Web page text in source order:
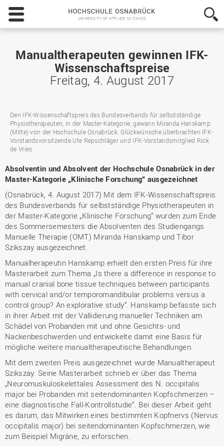
Hochschule
Osnabrück
-
Applied
Manualtherapeuten gewinnen IFK-
Wissenschaftspreise
Freitag, 4. August 2017
Den IFK-Wissenschaftspreis des Bundesverbands für selbstständige
Physiotherapeuten, in der Master-Kategorie, gewann Miranda Hanskamp
(Mitte) von der Hochschule Osnabrück. Glückwünsche überbrachten IFK-
Vorstandsvorsitzende Ute Repschläger und IFK-Vorstandsmitglied Rick
de Vries.
Absolventin und Absolvent der Hochschule Osnabrück in der
Master-Kategorie „Klinische Forschung“ ausgezeichnet
(Osnabrück, 4. August 2017) Mit dem IFK-Wissenschaftspreis
des Bundesverbands für selbstständige Physiotherapeuten in
der Master-Kategorie „Klinische Forschung“ wurden zum Ende
des Sommersemesters die Absolventen des Studiengangs
Manuelle Therapie (OMT) Miranda Hanskamp und Tibor
Szikszay ausgezeichnet.
Manualherapeutin Hanskamp erhielt den ersten Preis für ihre
Masterarbeit zum Thema „Is there a difference in response to
manual cranial bone tissue techniques between participants
with cervical and/or temporomandibular problems versus a
control group? An explorative study“. Hanskamp befasste sich
in ihrer Arbeit mit der Vallidierung manueller Techniken am
Schädel von Probanden mit und ohne Gesichts- und
Nackenbeschwerden und entwickelte damit eine Basis für
mögliche weitere manualtherapeutische Behandlungen.
Mit dem zweiten Preis ausgezeichnet wurde Manualtherapeut
Szikszay. Seine Masterarbeit schrieb er über das Thema
„Neuromuskuloskelettales Assessment des N. occipitalis
major bei Probanden mit seitendominanten Kopfschmerzen –
eine diagnostische Fall-Kontrollstudie“. Bei dieser Arbeit geht
es darum, das Mitwirken eines bestimmten Kopfnervs (Nervus
occipitalis major) bei seitendominanten Kopfschmerzen, wie
zum Beispiel Migräne, zu erforschen.